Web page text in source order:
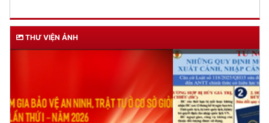
THƯ VIỆN ẢNH